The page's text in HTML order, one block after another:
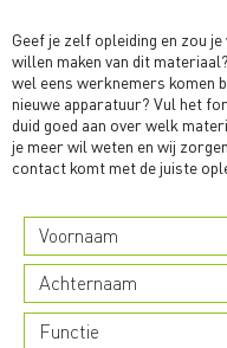
Geef je zelf opleiding en zou
willen maken van dit
wel eens werknemers komen
nieuwe apparatuur? Vul het
duid goed aan over welk
je meer wil weten en wij
contact komt met de juiste